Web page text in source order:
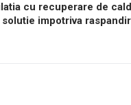
cu recuperare de
solutie impotriva